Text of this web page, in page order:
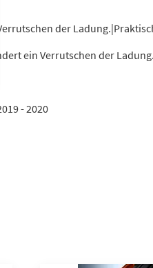
der
ein Verrutschen der
- 2020